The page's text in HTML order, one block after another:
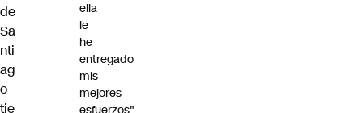
de
Sa
nti
ag
o
tie
ella
le
he
entregado
mis
mejores
esfuerzos"